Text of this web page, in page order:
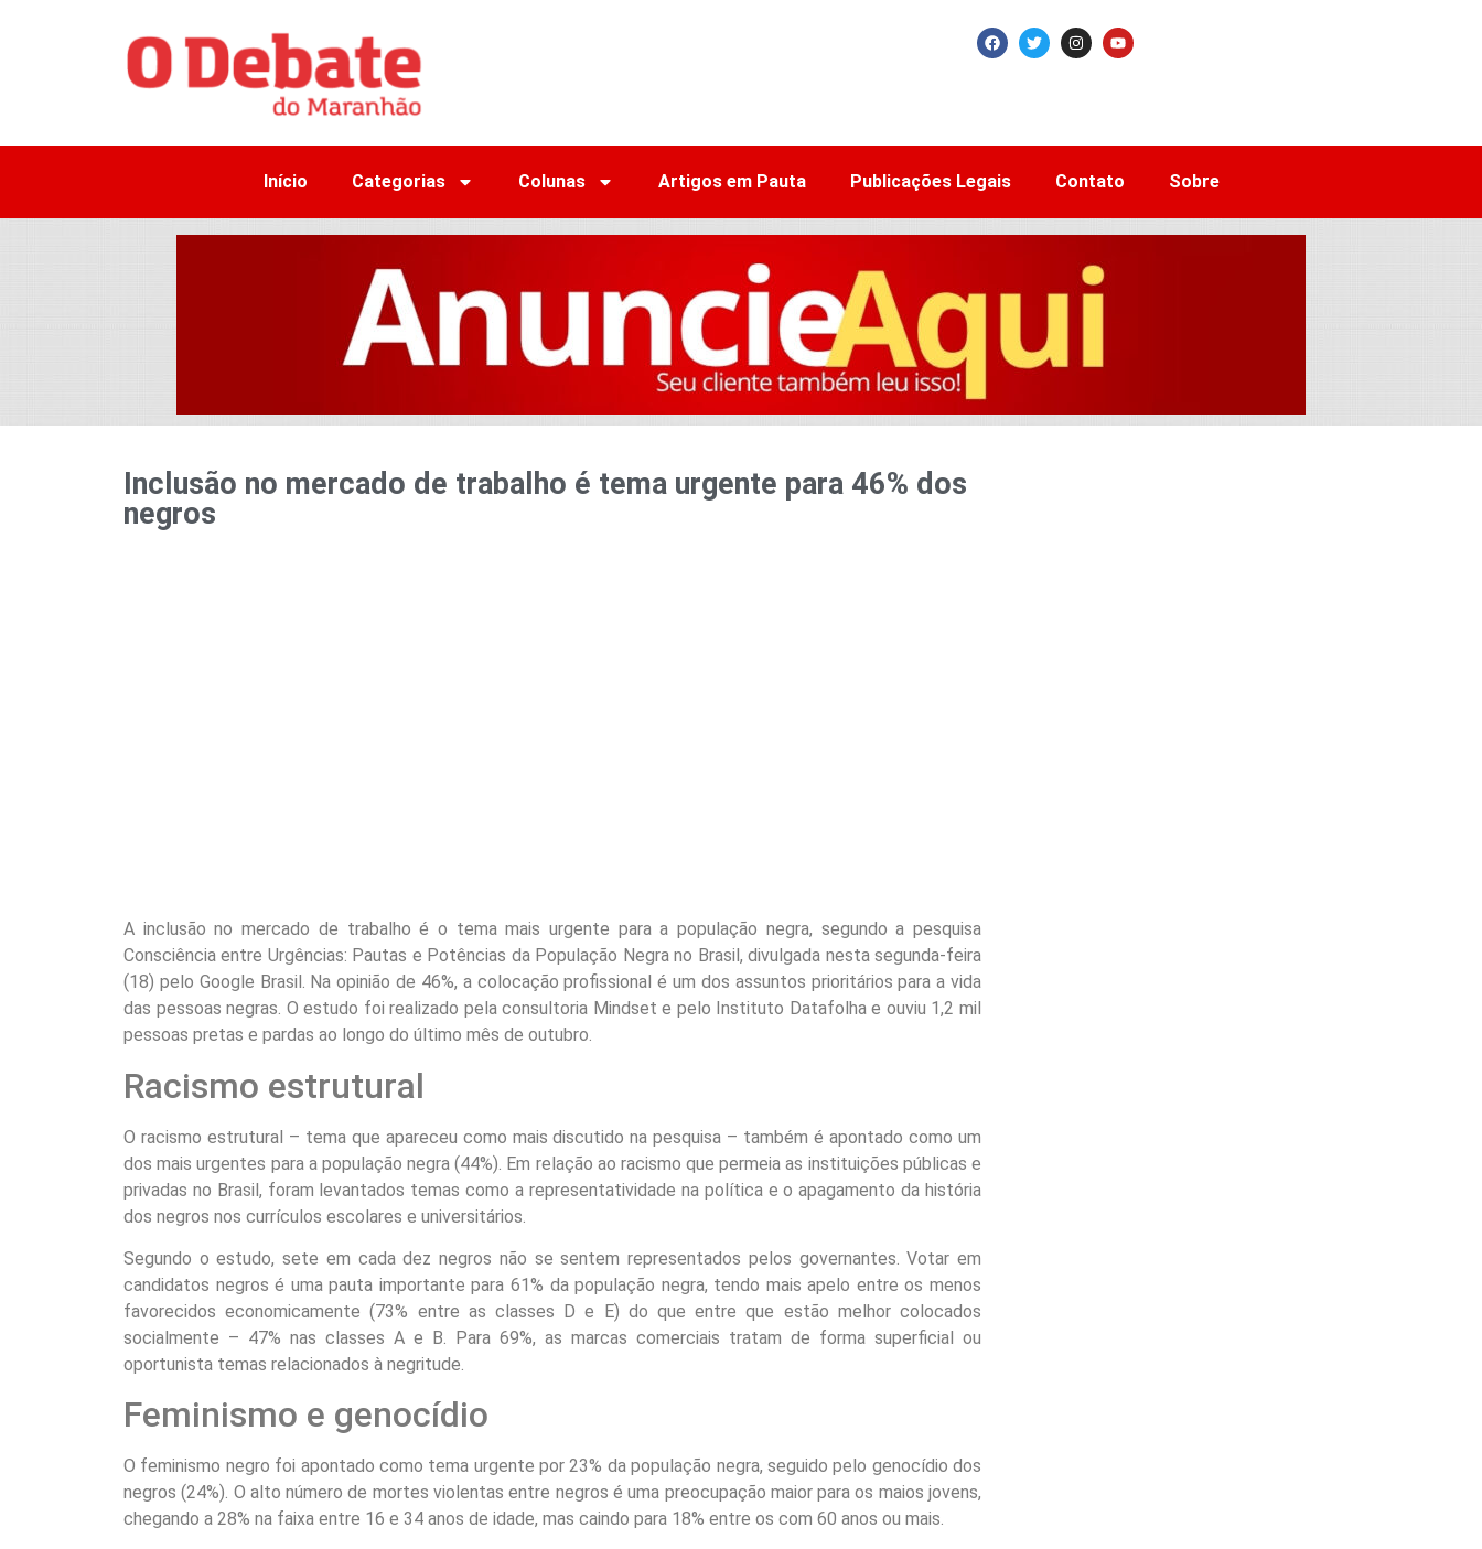
Início Categorias Colunas Artigos em Pauta Publicações Legais Contato Sobre
Inclusão no mercado de trabalho é tema urgente para 46% dos
negros
A inclusão no mercado de trabalho é o tema mais urgente para a população negra, segundo a pesquisa
Consciência entre Urgências: Pautas e Potências da População Negra no Brasil, divulgada nesta segunda-feira
(18) pelo Google Brasil. Na opinião de 46%, a colocação profissional é um dos assuntos prioritários para a vida
das pessoas negras. O estudo foi realizado pela consultoria Mindset e pelo Instituto Datafolha e ouviu 1,2 mil
pessoas pretas e pardas ao longo do último mês de outubro.
Racismo estrutural
O racismo estrutural – tema que apareceu como mais discutido na pesquisa – também é apontado como um
dos mais urgentes para a população negra (44%). Em relação ao racismo que permeia as instituições públicas e
privadas no Brasil, foram levantados temas como a representatividade na política e o apagamento da história
dos negros nos currículos escolares e universitários.
Segundo o estudo, sete em cada dez negros não se sentem representados pelos governantes. Votar em
candidatos negros é uma pauta importante para 61% da população negra, tendo mais apelo entre os menos
favorecidos economicamente (73% entre as classes D e E) do que entre que estão melhor colocados
socialmente – 47% nas classes A e B. Para 69%, as marcas comerciais tratam de forma superficial ou
oportunista temas relacionados à negritude.
Feminismo e genocídio
O feminismo negro foi apontado como tema urgente por 23% da população negra, seguido pelo genocídio dos
negros (24%). O alto número de mortes violentas entre negros é uma preocupação maior para os maios jovens,
chegando a 28% na faixa entre 16 e 34 anos de idade, mas caindo para 18% entre os com 60 anos ou mais.